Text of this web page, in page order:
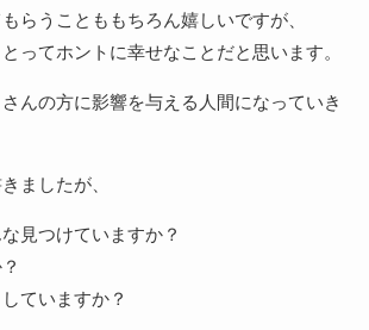
らうことももちろん嬉しいですが、
ってホントに幸せなことだと思います。
んの方に影響を与える人間になっていき
ましたが、
見つけていますか？
ていますか？